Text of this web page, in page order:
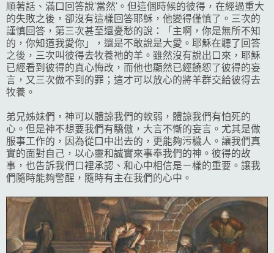
順著話、滿口回答說'當然'。但這個時候的彼得，在經過重大
的失敗之後，卻沒有這樣回答耶穌，他變得僅慎了。三次的
謹慎回答，第三次甚至還憂愁的說：「主啊，你是無所不知
的，你知道我愛你」，還是不敢說是大愛。耶穌在聽了回答
之後，三次叫彼得去牧養祂的羊。雖然沒有說出口來，耶穌
已經看到彼得的真心悔改，而他也顯然已經饒恕了彼得的妄
言，又三次做不到的罪；這才可以放心的將羊群交給彼得去
牧養。
弟兄姊妹們，神可以體諒我們的軟弱，體諒我們有怕死的
心。但是神不想要我們有驕傲，大言不慚的妄言。尤其是做
服事工作的，因為從口中出去的，更能夠污穢人。讓我們真
實的面對自己，以心靈和誠實來事奉我們的神。彼得的故
事，也告訴我們口裡承認、和心中相信是ㄧ樣的重要。讓我
們隨時能夠警醒，隨時有主在我們的心中。